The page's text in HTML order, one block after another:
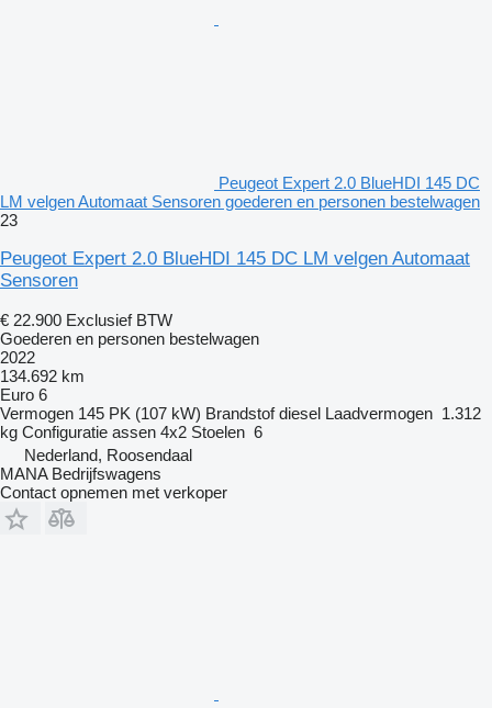
Peugeot Expert 2.0 BlueHDI 145 DC
LM velgen Automaat Sensoren goederen en personen bestelwagen
23
Peugeot Expert 2.0 BlueHDI 145 DC LM velgen Automaat
Sensoren
€ 22.900 Exclusief BTW
Goederen en personen bestelwagen
2022
134.692 km
Euro 6
Vermogen 145 PK (107 kW) Brandstof diesel Laadvermogen 1.312
kg Configuratie assen 4x2 Stoelen 6
Nederland, Roosendaal
MANA Bedrijfswagens
Contact opnemen met verkoper